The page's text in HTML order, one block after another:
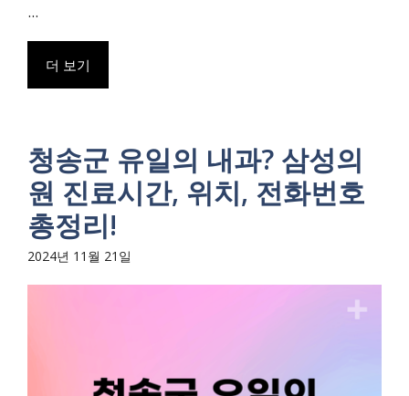
...
더 보기
청송군 유일의 내과? 삼성의
원 진료시간, 위치, 전화번호
총정리!
2024년 11월 21일